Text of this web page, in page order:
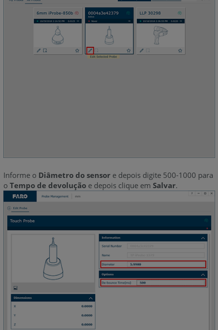
Informe o Diâmetro do sensore depois digite 500-1000 para
o Tempo de devoluçãoe depois clique em Salvar.